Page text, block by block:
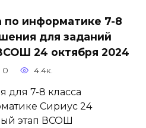
по информатике 7-8
для заданий
24 октября 2024
0 4.4к.
для 7-8 класса
Сириус 24
этап ВСОШ